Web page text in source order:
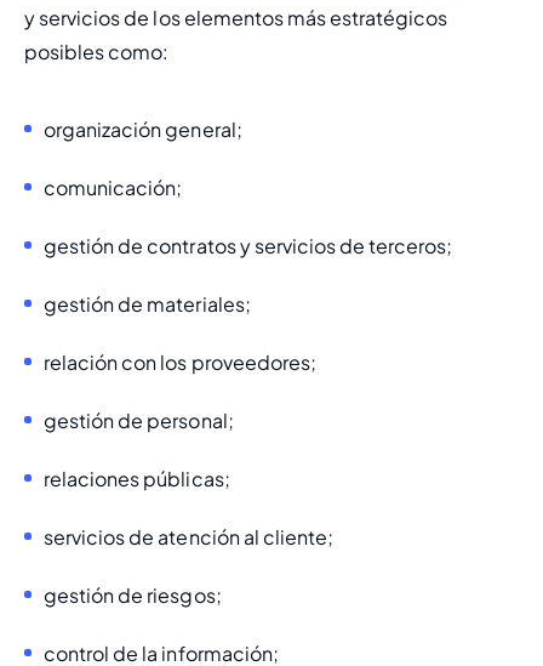
y servicios de los elementos más estratégicos
posibles como:
organización general;
comunicación;
gestión de contratos y servicios de terceros;
gestión de materiales;
relación con los proveedores;
gestión de personal;
relaciones públicas;
servicios de atención al cliente;
gestión de riesgos;
control de la información;